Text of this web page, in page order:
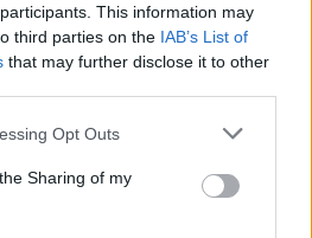
This information may
third parties on the IAB’s List of
that may further disclose it to other
app uses one or more Google
usage behaviour. You may click to
and its third-party tags to
purposes in below Google
Opt Outs
Sharing of my
ellenfeleit az
2:48